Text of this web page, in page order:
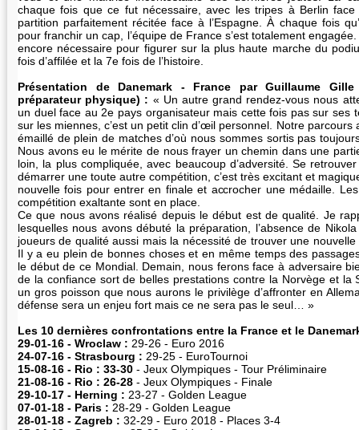
chaque fois que ce fut nécessaire, avec les tripes à Berlin face
partition parfaitement récitée face à l’Espagne. À chaque fois
pour franchir un cap, l’équipe de France s’est totalement
encore nécessaire pour figurer sur la plus haute marche du
fois d’affilée et la 7e fois de l’histoire.
Présentation de Danemark - France par Guillaume
préparateur physique) : « Un autre grand rendez-vous nous
un duel face au 2e pays organisateur mais cette fois pas sur ses
sur les miennes, c’est un petit clin d’œil personnel. Notre parcours
émaillé de plein de matches d’où nous sommes sortis pas
Nous avons eu le mérite de nous frayer un chemin dans une
loin, la plus compliquée, avec beaucoup d’adversité. Se
démarrer une toute autre compétition, c’est très excitant et
nouvelle fois pour entrer en finale et accrocher une médaille.
compétition exaltante sont en place.
Ce que nous avons réalisé depuis le début est de qualité. Je
lesquelles nous avons débuté la préparation, l’absence de
joueurs de qualité aussi mais la nécessité de trouver une
Il y a eu plein de bonnes choses et en même temps des
le début de ce Mondial. Demain, nous ferons face à adversaire
de la confiance sort de belles prestations contre la Norvège et la
un gros poisson que nous aurons le privilège d’affronter en
défense sera un enjeu fort mais ce ne sera pas le seul… »
Les 10 dernières confrontations entre la France et le
29-01-16 - Wroclaw : 29-26 - Euro 2016
24-07-16 - Strasbourg : 29-25 - EuroTournoi
15-08-16 - Rio : 33-30 - Jeux Olympiques - Tour Préliminaire
21-08-16 - Rio : 26-28 - Jeux Olympiques - Finale
29-10-17 - Herning : 23-27 - Golden League
07-01-18 - Paris : 28-29 - Golden League
28-01-18 - Zagreb : 32-29 - Euro 2018 - Places 3-4